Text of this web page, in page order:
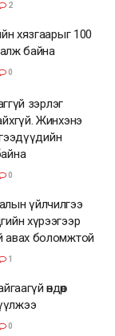
2
хязгаарыг 100
байна
0
зэрлэг
Жинхэнэ
0
үйлчилгээ
хүрээгээр
авах боломжтой
1
өндөр
0